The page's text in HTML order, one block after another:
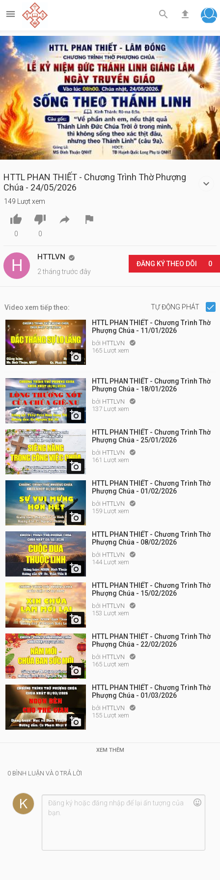
  
Play
Video
HTTL PHAN THIẾT - Chương Trình Thờ Phượng
Chúa - 24/05/2026
149 Lượt xem

0

0
 
HTTLVN 
2 tháng trước đây
ĐĂNG KÝ THEO DÕI 0
Video xem tiếp theo: TỰ ĐỘNG PHÁT

HTTL PHAN THIẾT - Chương Trình Thờ
Phượng Chúa - 11/01/2026
bởi HTTLVN 
165 Lượt xem

HTTL PHAN THIẾT - Chương Trình Thờ
Phượng Chúa - 18/01/2026
bởi HTTLVN 
137 Lượt xem

HTTL PHAN THIẾT - Chương Trình Thờ
Phượng Chúa - 25/01/2026
bởi HTTLVN 
161 Lượt xem

HTTL PHAN THIẾT - Chương Trình Thờ
Phượng Chúa - 01/02/2026
bởi HTTLVN 
159 Lượt xem

HTTL PHAN THIẾT - Chương Trình Thờ
Phượng Chúa - 08/02/2026
bởi HTTLVN 
144 Lượt xem

HTTL PHAN THIẾT - Chương Trình Thờ
Phượng Chúa - 15/02/2026
bởi HTTLVN 
153 Lượt xem

HTTL PHAN THIẾT - Chương Trình Thờ
Phượng Chúa - 22/02/2026
bởi HTTLVN 
165 Lượt xem

HTTL PHAN THIẾT - Chương Trình Thờ
Phượng Chúa - 01/03/2026
bởi HTTLVN 
155 Lượt xem
XEM THÊM
0 BÌNH LUẬN VÀ 0 TRẢ LỜI